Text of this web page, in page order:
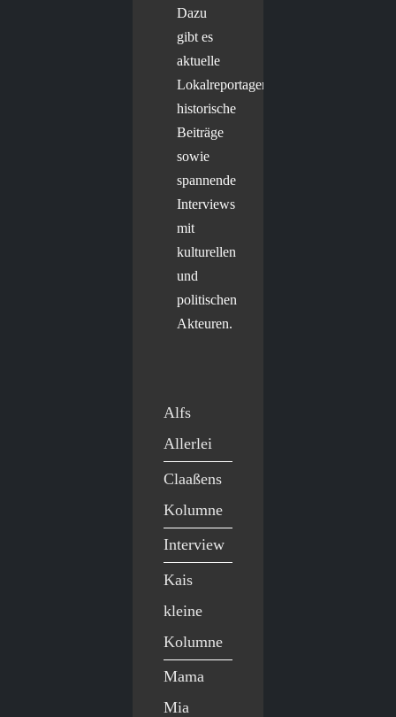
Dazu
gibt es
aktuelle
Lokalreportagen,
historische
Beiträge
sowie
spannende
Interviews
mit
kulturellen
und
politischen
Akteuren.
Alfs
Allerlei
Claaßens
Kolumne
Interview
Kais
kleine
Kolumne
Mama
Mia